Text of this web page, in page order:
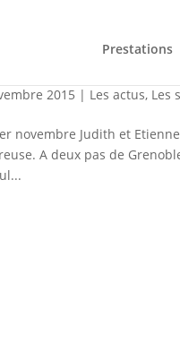
Prestations
Vertige
2015 | Les actus, Les
novembre Judith et
A deux pas de